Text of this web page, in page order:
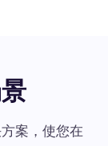
案，使您在